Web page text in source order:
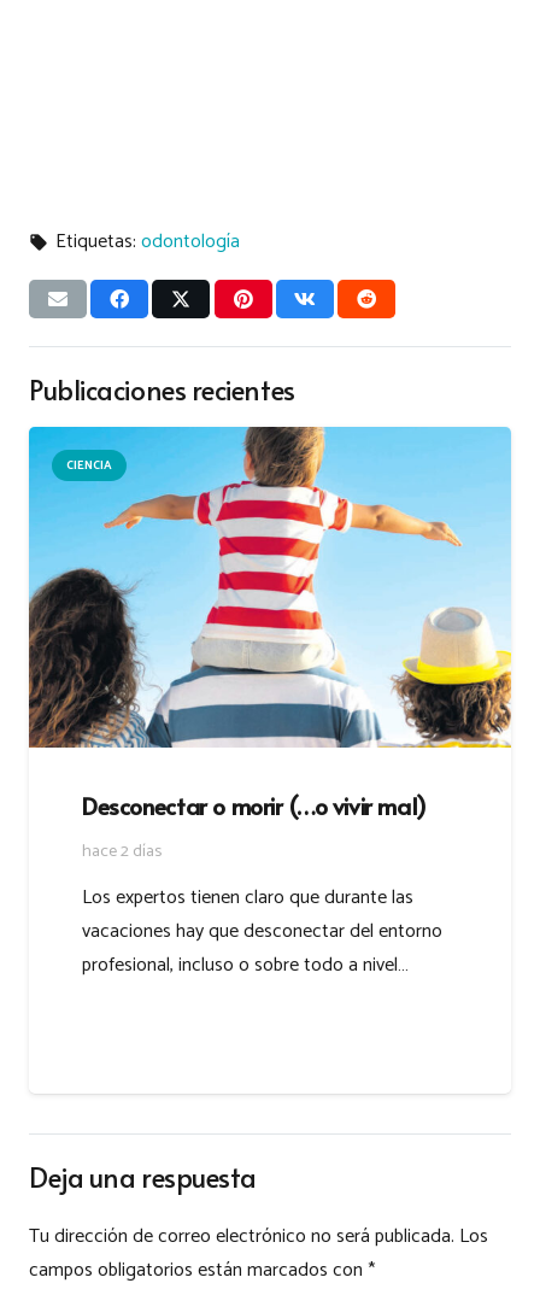
local_offer Etiquetas:odontología
Publicaciones recientes
CIENCIA
Desconectar o morir (…o vivir mal)
hace 2 días
Los expertos tienen claro que durante las
vacaciones hay que desconectar del entorno
profesional, incluso o sobre todo a nivel…
Deja una respuesta
Tu dirección de correo electrónico no será publicada. Los
campos obligatorios están marcados con*